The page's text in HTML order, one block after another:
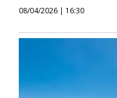
08/04/2026 | 16:30